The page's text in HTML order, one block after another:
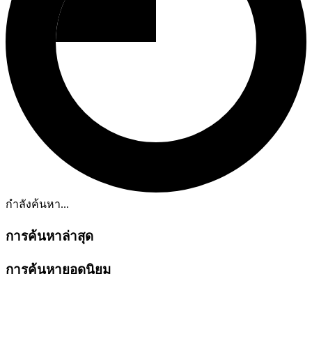
กำลังค้นหา...
การค้นหาล่าสุด
การค้นหายอดนิยม